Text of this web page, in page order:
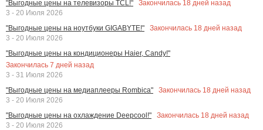
"Выгодные цены на телевизоры TCL!"
Закончилась 18 дней назад
3 - 20 Июля 2026
"Выгодные цены на ноутбуки GIGABYTE!"
Закончилась 18 дней назад
3 - 20 Июля 2026
"Выгодные цены на кондиционеры Haier, Candy!"
Закончилась 7 дней назад
3 - 31 Июля 2026
"Выгодные цены на медиаплееры Rombica"
Закончилась 18 дней назад
3 - 20 Июля 2026
"Выгодные цены на охлаждение Deepcool!"
Закончилась 18 дней назад
3 - 20 Июля 2026